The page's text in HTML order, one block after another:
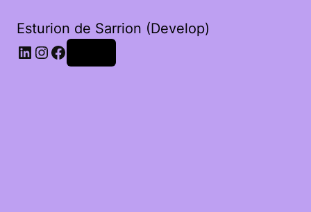
Esturion de Sarrion (Develop)
LinkedIn
Instagram
Facebook